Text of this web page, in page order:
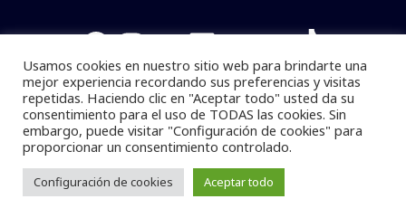
Facebook
Instagram
Twitter
LinkedIn
Telegram
YouTube
TikTok
Pymempresario © 2025 Todos los derechos reservados.
Se prohibe el uso de la información total o parcial sin
dar referencia a la fuente.
Desarrollado poryalla ya!
Usamos cookies en nuestro sitio web para brindarte una
mejor experiencia recordando sus preferencias y visitas
repetidas. Haciendo clic en "Aceptar todo" usted da su
consentimiento para el uso de TODAS las cookies. Sin
embargo, puede visitar "Configuración de cookies" para
proporcionar un consentimiento controlado.
Configuración de cookies Aceptar todo